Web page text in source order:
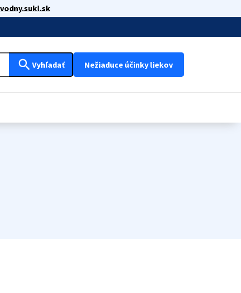
search Vyhľadať Nežiaduce účinky liekov